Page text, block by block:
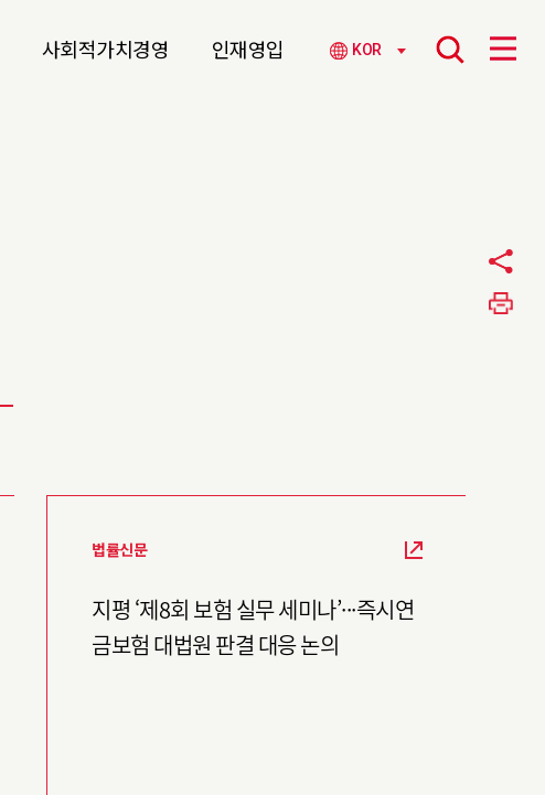
사회적가치경영 인재영입 KOR
법률신문
지평 ‘제8회 보험 실무 세미나’···즉시연
금보험 대법원 판결 대응 논의